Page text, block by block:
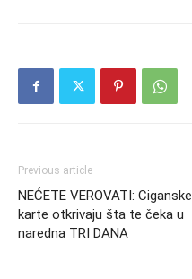
Previous article
NEĆETE VEROVATI: Ciganske
karte otkrivaju šta te čeka u
naredna TRI DANA